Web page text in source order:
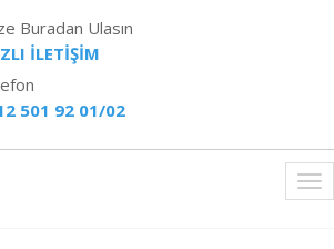
Buradan Ulasın
İLETİŞİM
501 92 01/02